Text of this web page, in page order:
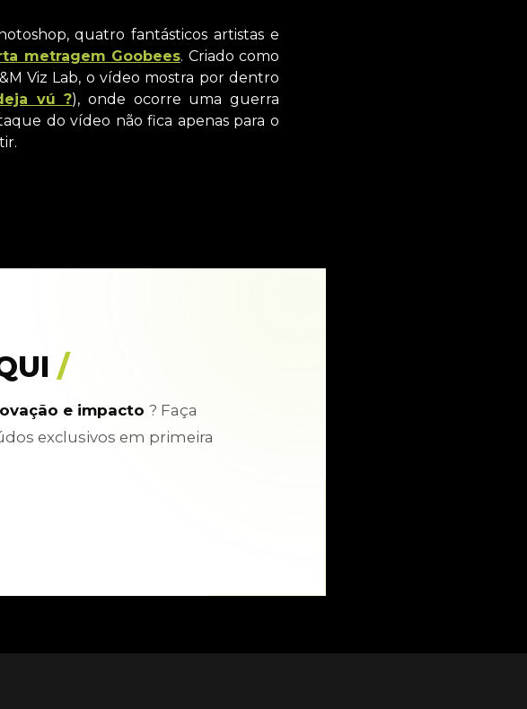
quatro fantásticos artistas e
metragem Goobees. Criado como
Viz Lab, o vídeo mostra por dentro
vú ?), onde ocorre uma guerra
do vídeo não fica apenas para o
/
e impacto ? Faça
exclusivos em primeira